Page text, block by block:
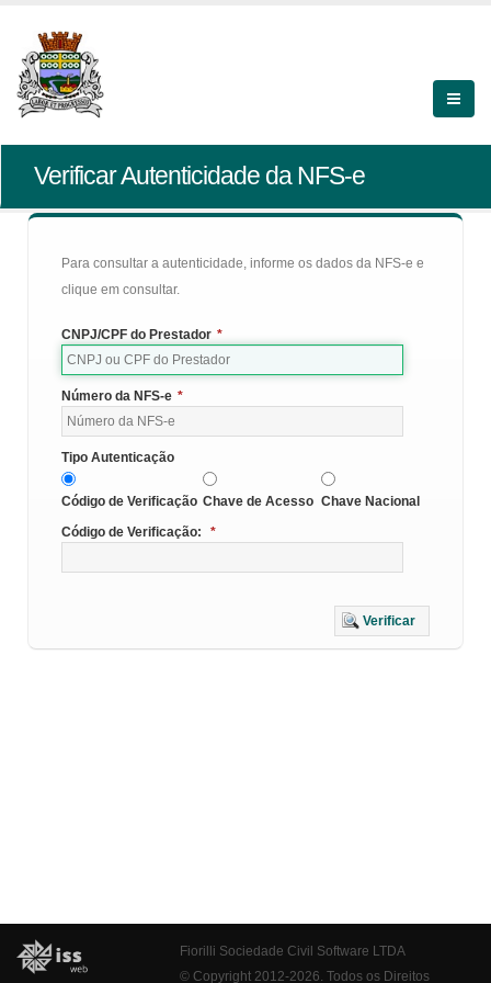
Verificar Autenticidade da NFS-e
Para consultar a autenticidade, informe os dados da NFS-e e
clique em consultar.
CNPJ/CPF do Prestador *
Número da NFS-e *
Tipo Autenticação
Código de Verificação Chave de Acesso Chave Nacional
Código de Verificação:
*
Verificar
Fiorilli Sociedade Civil Software LTDA
© Copyright 2012-2026. Todos os Direitos